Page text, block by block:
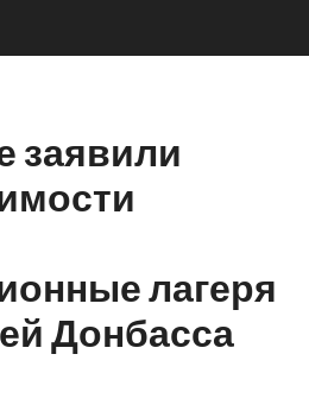
заявили
лагеря
Донбасса